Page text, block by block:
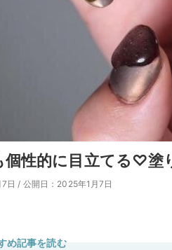
個性的に目立てる♡塗
日 / 公開日：2025年1月7日
め記事を読む